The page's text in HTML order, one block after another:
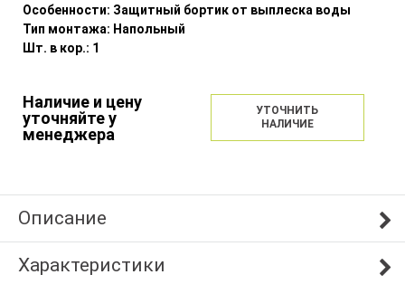
Особенности: Защитный бортик от выплеска воды
Тип монтажа: Напольный
Шт. в кор.: 1
Наличие и цену
уточняйте у
менеджера
УТОЧНИТЬ
НАЛИЧИЕ
Описание
Характеристики